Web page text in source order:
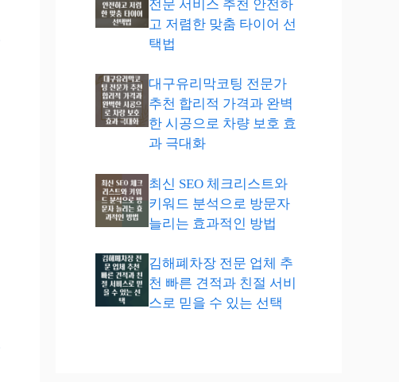
전문 서비스 추천 안전하
고 저렴한 맞춤 타이어 선
택법
대구유리막코팅 전문가
추천 합리적 가격과 완벽
한 시공으로 차량 보호 효
과 극대화
최신 SEO 체크리스트와
키워드 분석으로 방문자
늘리는 효과적인 방법
김해폐차장 전문 업체 추
천 빠른 견적과 친절 서비
스로 믿을 수 있는 선택